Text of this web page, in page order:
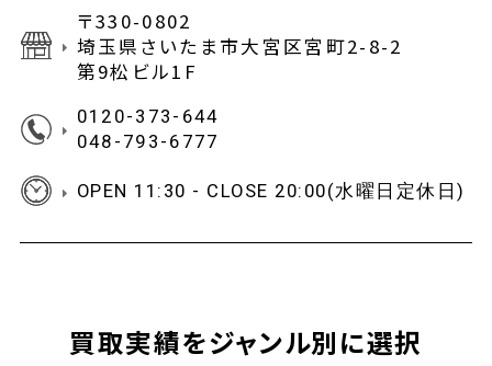
〒330-0802
埼玉県さいたま市大宮区宮町2-8-2
第9松ビル1F
0120-373-644
048-793-6777
OPEN 11:30 - CLOSE 20:00(水曜日定休日)
買取実績をジャンル別に選択